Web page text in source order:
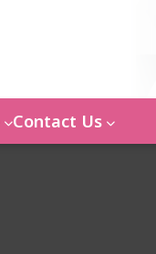
Contact Us